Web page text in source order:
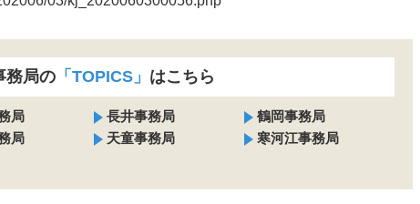
務局の「TOPICS」 はこちら
局 長井事務局
鶴岡事務局
局 天童事務局
寒河江事務局